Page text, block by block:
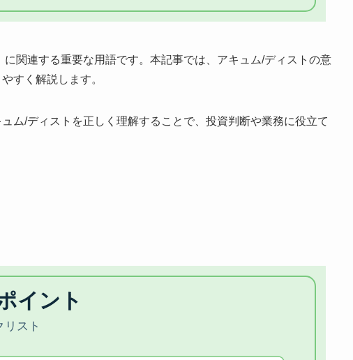
関連する重要な用語です。本記事では、アキュム/ディストの意
すく解説します。
ム/ディストを正しく理解することで、投資判断や業務に役立て